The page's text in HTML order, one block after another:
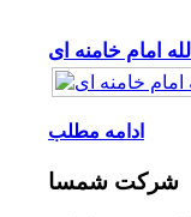
امام خامنه ای
ادامه مطلب
شرکت شمسا